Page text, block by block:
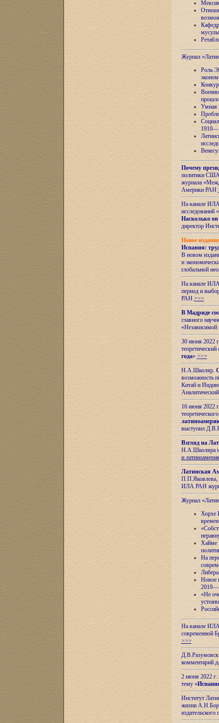
Журнал
Роль
Умная
Почему
политики США
журнала
Америки РАН
На канале ИЛА
исследований «
Насколько он
директор
Новое
Испания:
В новом
и
глобальной
На канале
период и
РАН >>>
В Мадриде
главного
«Независимой
30 июня 2022
года» >>>
Н.А.Школяр.
возможность
Китай и
16 июня 2022
выступил
Взгляд на
Н.А.Школяра
и
Латинская
П.П.Яковлева,
ИЛА РАН
Журнал
Хорхе
Хайме
На
Новое
«Не
На канале ИЛА
современной
>>>
комментарий
2 июня 2022 г.
тему «
Институт
жизни